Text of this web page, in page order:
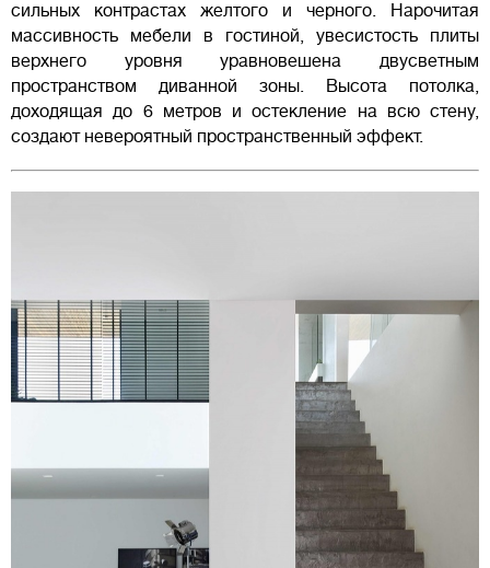
сильных контрастах желтого и черного. Нарочитая
массивность мебели в гостиной, увесистость плиты
верхнего уровня уравновешена двусветным
пространством диванной зоны. Высота потолка,
доходящая до 6 метров и остекление на всю стену,
создают невероятный пространственный эффект.